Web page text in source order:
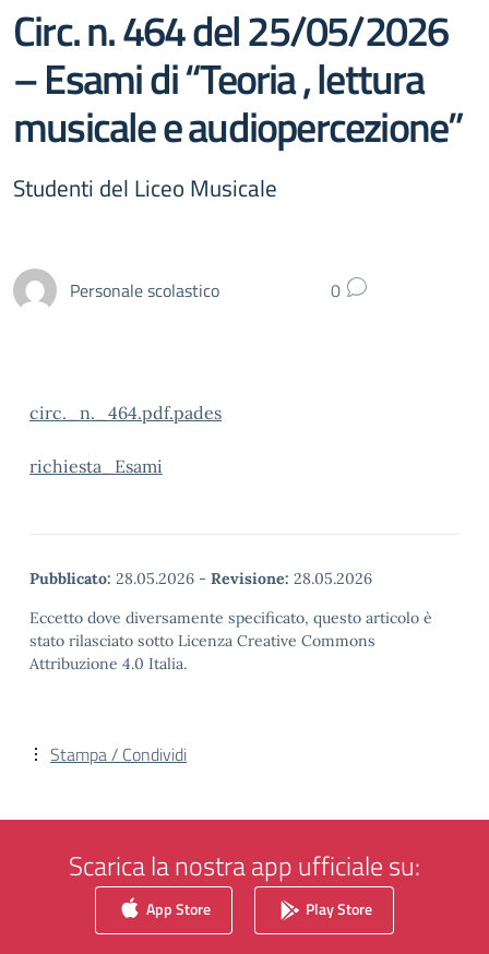
Circ. n. 464 del 25/05/2026
– Esami di “Teoria , lettura
musicale e audiopercezione”
Studenti del Liceo Musicale
Personale scolastico 0
circ._n._464.pdf.pades
richiesta_Esami
Pubblicato: 28.05.2026 - Revisione: 28.05.2026
Eccetto dove diversamente specificato, questo articolo è
stato rilasciato sotto Licenza Creative Commons
Attribuzione 4.0 Italia.
Stampa / Condividi
Scarica la nostra app ufficiale su:
App Store Play Store